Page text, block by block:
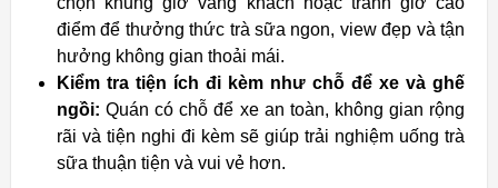
điểm để thưởng thức trà sữa ngon, view đẹp và tận
hưởng không gian thoải mái.
Kiểm tra tiện ích đi kèm như chỗ để xe và ghế
ngồi: Quán có chỗ để xe an toàn, không gian rộng
rãi và tiện nghi đi kèm sẽ giúp trải nghiệm uống trà
sữa thuận tiện và vui vẻ hơn.